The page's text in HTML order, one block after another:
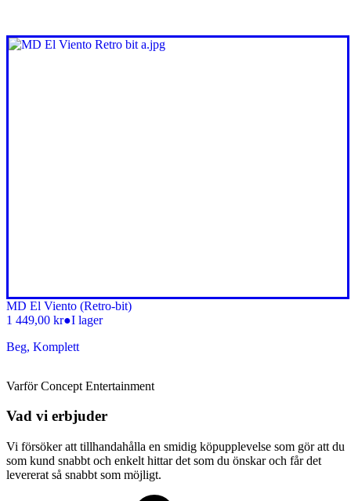
MD El Viento (Retro-bit)
1 449,00 kr●I lager
Beg, Komplett
Varför Concept Entertainment
Vad vi erbjuder
Vi försöker att tillhandahålla en smidig köpupplevelse som gör att du
som kund snabbt och enkelt hittar det som du önskar och får det
levererat så snabbt som möjligt.